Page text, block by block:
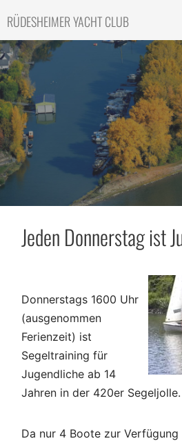
content
RÜDESHEIMER YACHT CLUB
Jeden Donnerstag ist
Donnerstags 1600 Uhr
(ausgenommen
Ferienzeit) ist
Segeltraining für
Jugendliche ab 14
Jahren in der 420er Segeljolle.
Da nur 4 Boote zur